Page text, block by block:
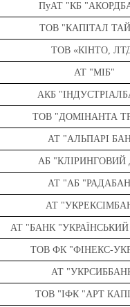
ПуАТ "КБ
ТОВ "КАПІТАЛ
ТОВ «КІНТО,
АТ "МІБ"
АКБ
ТОВ "ДОМІНАНТА
АТ "АЛЬПАРІ
АБ "КЛІРИНГОВИЙ
АТ "АБ
АТ
АТ "БАНК
ТОВ ФК "ФІНЕКС-
АТ
ТОВ "ІФК "АРТ